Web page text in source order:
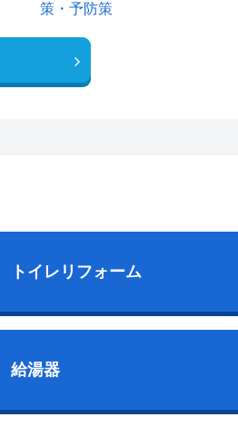
策・予防策
トイレリフォーム
給湯器